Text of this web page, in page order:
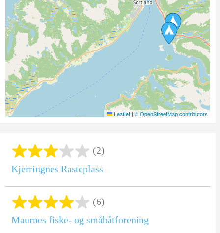
Leaflet | © OpenStreetMap contributors
(2)
Kjerringnes Rasteplass
(6)
Maurnes fiske- og småbåtforening